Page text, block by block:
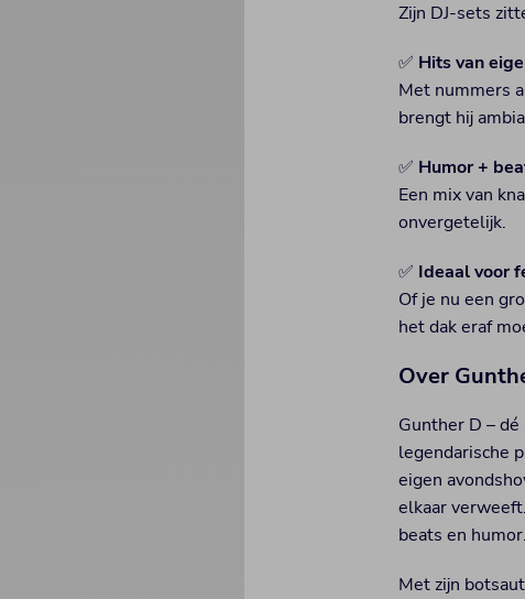
Zijn DJ-sets
✅ Hits van
Met nummers
brengt hij
✅ Humor +
Een mix van
onvergetelijk.
✅ Ideaal voor
Of je nu een
het dak eraf
Over
Gunther D –
legendarische
eigen
elkaar
beats en humor.
Met zijn